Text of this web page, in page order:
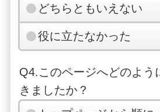
どちらともいえない
役に立たなかった
Q4.このページへどのよう
きましたか？